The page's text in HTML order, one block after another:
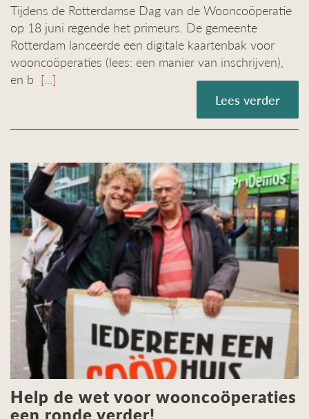
Tijdens de Rotterdamse Dag van de Wooncoöperatie
op 18 juni regende het primeurs. De gemeente
Rotterdam lanceerde een digitale kaartenbak voor
wooncoöperaties (lees: een manier van inschrijven),
en b [...]
Lees verder
Help de wet voor wooncoöperaties
een ronde verder!